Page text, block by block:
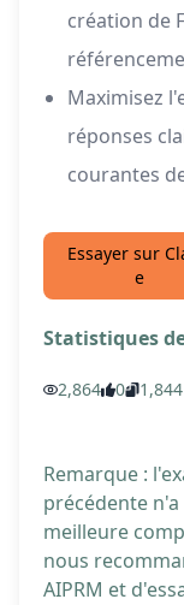
création de
Maximisez
réponses
courantes
Essayer sur
e
Statistiques
2,864 0 1,844
Remarque :
précédente
meilleure
nous
AIPRM et